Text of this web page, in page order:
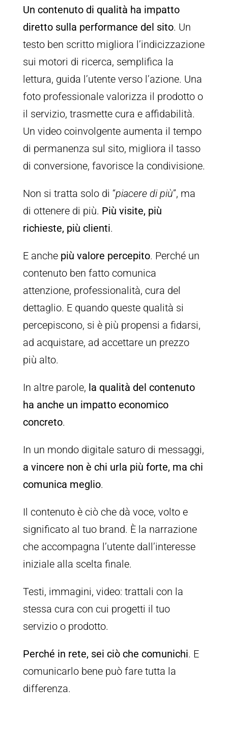
Un contenuto di qualità ha impatto
diretto sulla performance del sito. Un
testo ben scritto migliora l’indicizzazione
sui motori di ricerca, semplifica la
lettura, guida l’utente verso l’azione. Una
foto professionale valorizza il prodotto o
il servizio, trasmette cura e affidabilità.
Un video coinvolgente aumenta il tempo
di permanenza sul sito, migliora il tasso
di conversione, favorisce la condivisione.
Non si tratta solo di “piacere di più”, ma
di ottenere di più. Più visite, più
richieste, più clienti.
E anche più valore percepito. Perché un
contenuto ben fatto comunica
attenzione, professionalità, cura del
dettaglio. E quando queste qualità si
percepiscono, si è più propensi a fidarsi,
ad acquistare, ad accettare un prezzo
più alto.
In altre parole, la qualità del contenuto
ha anche un impatto economico
concreto.
In un mondo digitale saturo di messaggi,
a vincere non è chi urla più forte, ma chi
comunica meglio.
Il contenuto è ciò che dà voce, volto e
significato al tuo brand. È la narrazione
che accompagna l’utente dall’interesse
iniziale alla scelta finale.
Testi, immagini, video: trattali con la
stessa cura con cui progetti il tuo
servizio o prodotto.
Perché in rete, sei ciò che comunichi. E
comunicarlo bene può fare tutta la
differenza.